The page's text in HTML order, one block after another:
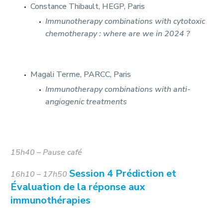
Constance Thibault, HEGP, Paris
Immunotherapy combinations with cytotoxic
chemotherapy : where are we in 2024 ?
Magali Terme, PARCC, Paris
Immunotherapy combinations with anti-
angiogenic treatments
15h40 – Pause café
16h10 – 17h50 Session 4 Prédiction et
Évaluation de la réponse aux
immunothérapies